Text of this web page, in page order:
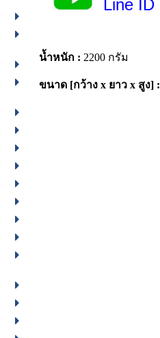
Line ID
น้ำหนัก : 2200 กรัม
ขนาด [กว้าง x ยาว x สูง] :